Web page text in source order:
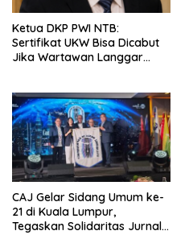
Ketua DKP PWI NTB:
Sertifikat UKW Bisa Dicabut
Jika Wartawan Langgar
CAJ Gelar Sidang Umum ke-
21 di Kuala Lumpur,
Tegaskan Solidaritas Jurnalis